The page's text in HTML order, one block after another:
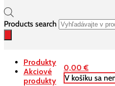
Products search
0,00€
V košíku sa
Produkty
Akciové
produkty